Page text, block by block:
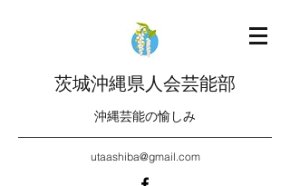
茨城沖縄県人会芸能部
沖縄芸能の愉しみ
utaashiba@gmail.com